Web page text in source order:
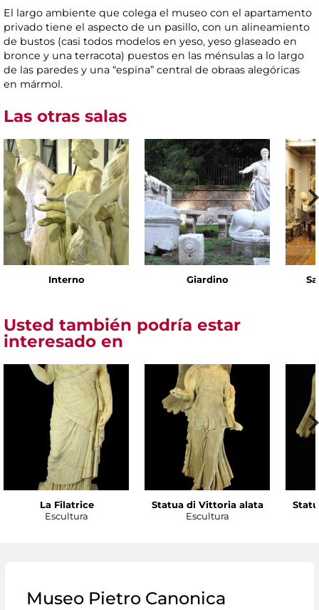
El largo ambiente que colega el museo con el apartamento
privado tiene el aspecto de un pasillo, con un alineamiento
de bustos (casi todos modelos en yeso, yeso glaseado en
bronce y una terracota) puestos en las ménsulas a lo largo
de las paredes y una “espina” central de obraas alegóricas
en mármol.
Las otras salas
Interno Giardino
Usted también podría estar
interesado en
La Filatrice
Escultura
Statua di Vittoria alata
Escultura
Museo Pietro Canonica